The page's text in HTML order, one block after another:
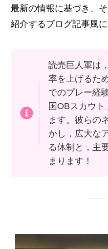
最新の情報に基づき、
紹介するブログ記事風に
読売巨人軍は
率を上げるた
でのプレー経
国OBスカウ
ます。彼らの
かし，広大な
る体制と，主
まります！